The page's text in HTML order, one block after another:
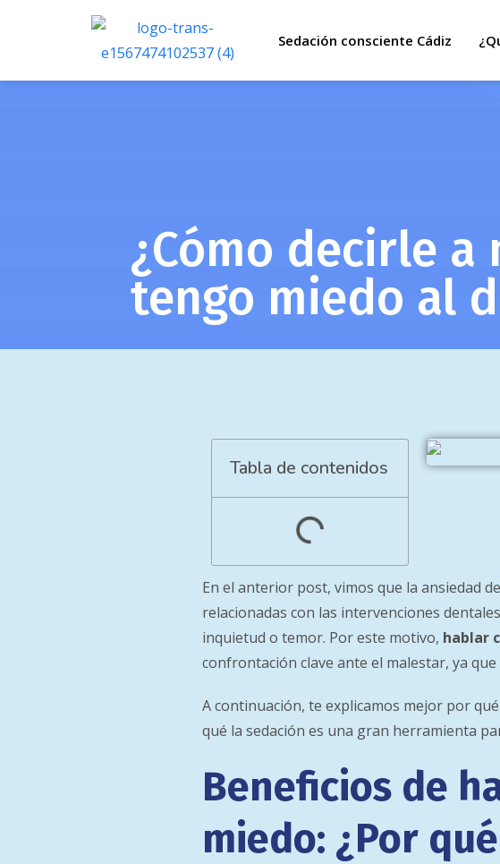
Sedación consciente Cádiz
¿Cómo decirle
tengo miedo al
Tabla de contenidos
En el anterior post, vimos que la ansiedad
relacionadas con las intervenciones
inquietud o temor. Por este motivo, hablar
confrontación clave ante el malestar, ya
A continuación, te explicamos mejor por
qué la sedación es una gran herramienta
Beneficios de
miedo: ¿Por